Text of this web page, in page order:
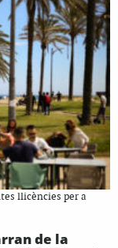
llicències per a
de la